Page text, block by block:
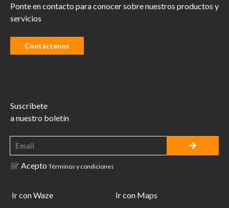
Ponte en contacto para conocer sobre nuestros productos y
servicios
Contáctenos
Suscríbete
a nuestro boletín
Acepto Términos y condiciones
Ir con Waze Ir con Maps